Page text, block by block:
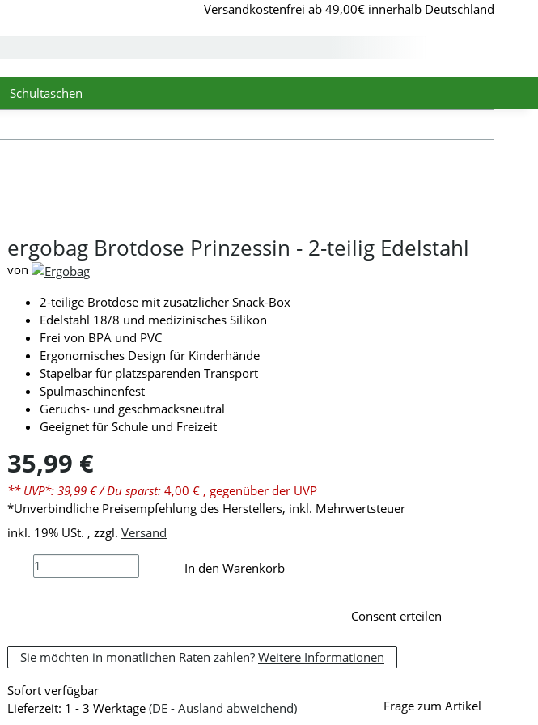
Versandkostenfrei ab 49,00€ innerhalb Deutschland
Schultaschen
ergobag Brotdose Prinzessin - 2-teilig Edelstahl
von
2-teilige Brotdose mit zusätzlicher Snack-Box
Edelstahl 18/8 und medizinisches Silikon
Frei von BPA und PVC
Ergonomisches Design für Kinderhände
Stapelbar für platzsparenden Transport
Spülmaschinenfest
Geruchs- und geschmacksneutral
Geeignet für Schule und Freizeit
35,99 €
** UVP*: 39,99 € / Du sparst: 4,00 € , gegenüber der UVP
*Unverbindliche Preisempfehlung des Herstellers, inkl. Mehrwertsteuer
inkl. 19% USt. , zzgl. Versand
In den Warenkorb
Consent erteilen
Sie möchten in monatlichen Raten zahlen? Weitere Informationen
Sofort verfügbar
Lieferzeit: 1 - 3 Werktage (DE - Ausland abweichend) Frage zum Artikel